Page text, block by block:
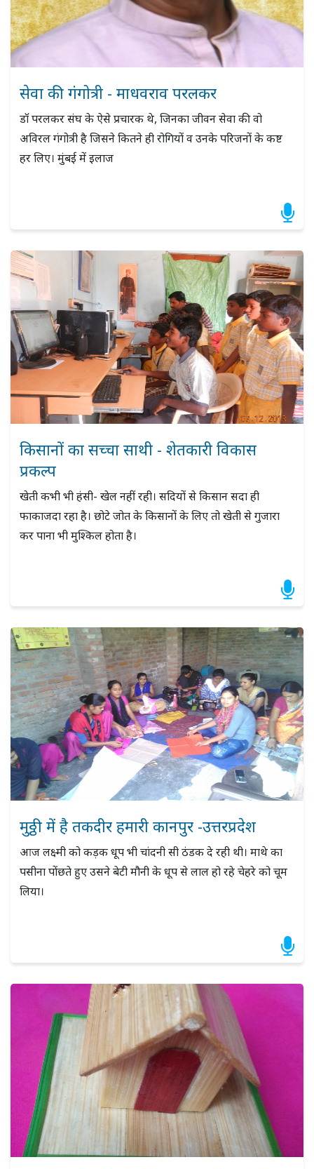
सेवा की गंगोत्री - माधवराव परलकर
डॉ परलकर संघ के ऐसे प्रचारक थे, जिनका जीवन सेवा की वो
अविरल गंगोत्री है जिसने कितने ही रोगियों व उनके परिजनों के कष्ट
हर लिए। मुंबई में इलाज
किसानों का सच्चा साथी - शेतकारी विकास
प्रकल्प
खेती कभी भी हंसी- खेल नहीं रही। सदियों से किसान सदा ही
फाकाजदा रहा है। छोटे जोत के किसानों के लिए तो खेती से गुजारा
कर पाना भी मुश्किल होता है।
मुठ्ठी में है तकदीर हमारी कानपुर -उत्तरप्रदेश
आज लक्ष्मी को कड़क धूप भी चांदनी सी ठंडक दे रही थी। माथे का
पसीना पोंछते हुए उसने बेटी मौनी के धूप से लाल हो रहे चेहरे को चूम
लिया।